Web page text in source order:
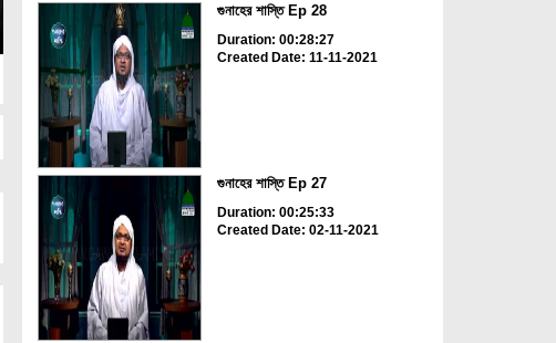
গুনাহের শাস্তি Ep 28
Duration: 00:28:27
Created Date: 11-11-2021
গুনাহের শাস্তি Ep 27
Duration: 00:25:33
Created Date: 02-11-2021